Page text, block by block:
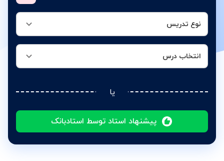
نوع تدریس
انتخاب درس
یا
پیشنهاد استاد توسط استادبانک